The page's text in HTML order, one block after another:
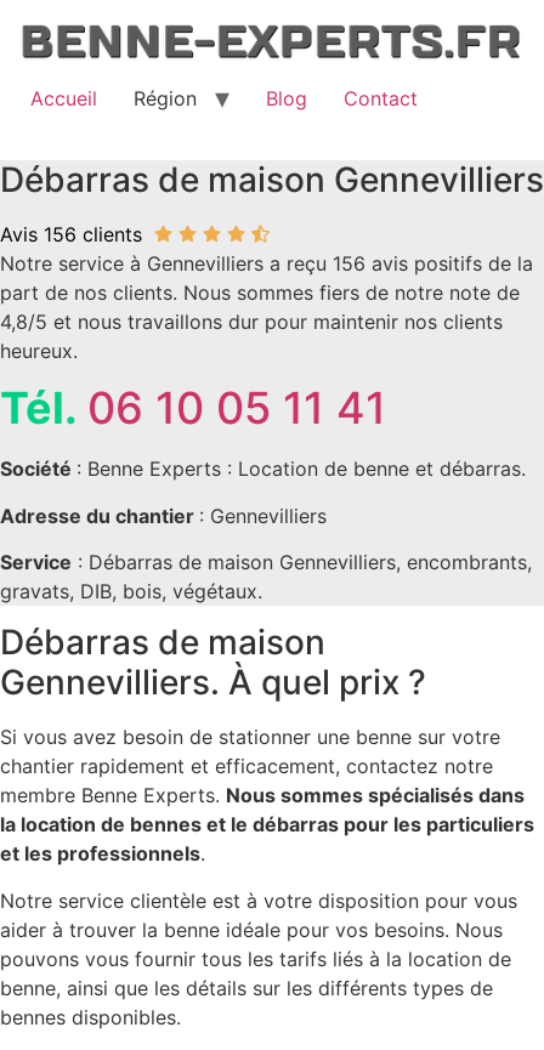
Accueil
Région Blog Contact
Débarras de maison Gennevilliers
Avis 156 clients
Notre service à Gennevilliers a reçu 156 avis positifs de la
part de nos clients. Nous sommes fiers de notre note de
4,8/5 et nous travaillons dur pour maintenir nos clients
heureux.
Tél. 06 10 05 11 41
Société : Benne Experts : Location de benne et débarras.
Adresse du chantier : Gennevilliers
Service : Débarras de maison Gennevilliers, encombrants,
gravats, DIB, bois, végétaux.
Débarras de maison
Gennevilliers. À quel prix ?
Si vous avez besoin de stationner une benne sur votre
chantier rapidement et efficacement, contactez notre
membre Benne Experts. Nous sommes spécialisés dans
la location de bennes et le débarras pour les particuliers
et les professionnels.
Notre service clientèle est à votre disposition pour vous
aider à trouver la benne idéale pour vos besoins. Nous
pouvons vous fournir tous les tarifs liés à la location de
benne, ainsi que les détails sur les différents types de
bennes disponibles.